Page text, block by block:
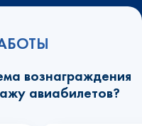
вознаграждения
авиабилетов?